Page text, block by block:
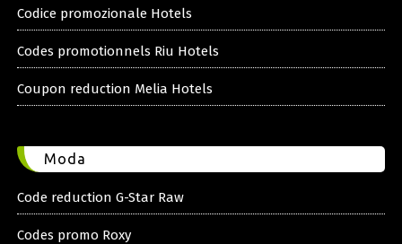
Codice promozionale Hotels
Codes promotionnels Riu Hotels
Coupon reduction Melia Hotels
Moda
Code reduction G-Star Raw
Codes promo Roxy